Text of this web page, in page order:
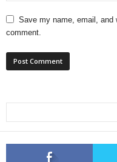
Save my name, email, and
comment.